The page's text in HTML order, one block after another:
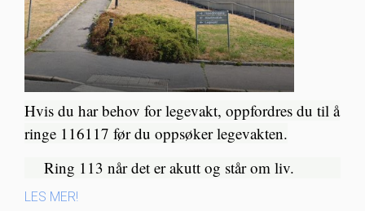
Hvis du har behov for legevakt, oppfordres du til å
ringe 116117 før du oppsøker legevakten.
Ring 113 når det er akutt og står om liv.​
LES MER!